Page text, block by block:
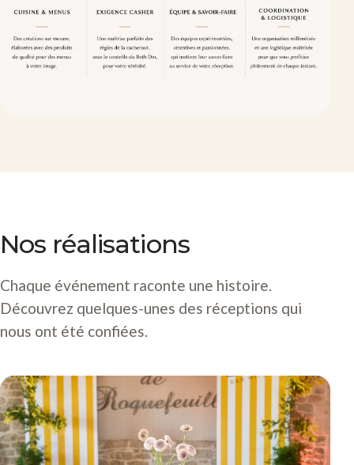
Nos réalisations
Chaque événement raconte une histoire.
Découvrez quelques-unes des réceptions qui
nous ont été confiées.